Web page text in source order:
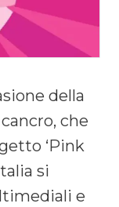
della
che
‘Pink
si
e